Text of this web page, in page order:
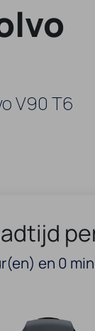
V90 T6
en 0